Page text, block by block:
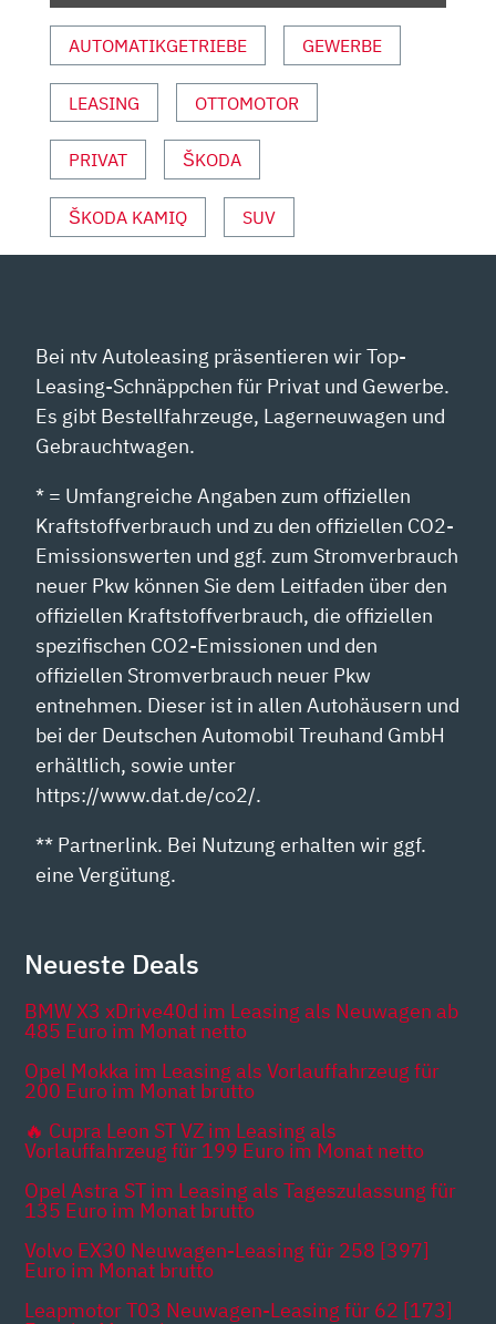
UTO M
OTOR U
ND S
PORT“ V
OUTUBE A
NZEIGEN
AUTOMATIKGETRIEBE GEWERBE
LEASING OTTOMOTOR
PRIVAT ŠKODA
ŠKODA KAMIQ SUV
Bei ntv Autoleasing präsentieren wir Top-
Leasing-Schnäppchen für Privat und Gewerbe.
Es gibt Bestellfahrzeuge, Lagerneuwagen und
Gebrauchtwagen.
* = Umfangreiche Angaben zum offiziellen
Kraftstoffverbrauch und zu den offiziellen CO2-
Emissionswerten und ggf. zum Stromverbrauch
neuer Pkw können Sie dem Leitfaden über den
offiziellen Kraftstoffverbrauch, die offiziellen
spezifischen CO2-Emissionen und den
offiziellen Stromverbrauch neuer Pkw
entnehmen. Dieser ist in allen Autohäusern und
bei der Deutschen Automobil Treuhand GmbH
erhältlich, sowie unter
https://www.dat.de/co2/.
** Partnerlink. Bei Nutzung erhalten wir ggf.
eine Vergütung.
Neueste Deals
BMW X3 xDrive40d im Leasing als Neuwagen ab
485 Euro im Monat netto
Opel Mokka im Leasing als Vorlauffahrzeug für
200 Euro im Monat brutto
🔥 Cupra Leon ST VZ im Leasing als
Vorlauffahrzeug für 199 Euro im Monat netto
Opel Astra ST im Leasing als Tageszulassung für
135 Euro im Monat brutto
Volvo EX30 Neuwagen-Leasing für 258 [397]
Euro im Monat brutto
Leapmotor T03 Neuwagen-Leasing für 62 [173]